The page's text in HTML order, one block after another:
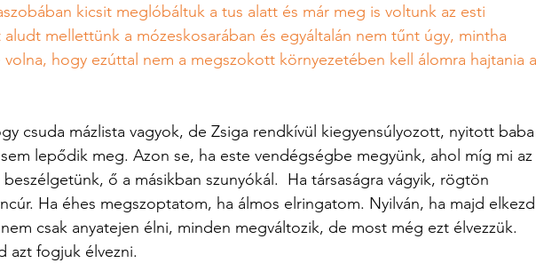
kicsit meglóbáltuk a tus alatt és már meg is voltunk az esti
mellettünk a mózeskosarában és egyáltalán nem tűnt úgy, mintha
volna, hogy ezúttal nem a megszokott környezetében kell álomra hajtania a
csuda mázlista vagyok, de Zsiga rendkívül kiegyensúlyozott, nyitott baba
lepődik meg. Azon se, ha este vendégségbe megyünk, ahol míg mi az
ő a másikban szunyókál.  Ha társaságra vágyik, rögtön
Ha éhes megszoptatom, ha álmos elringatom. Nyilván, ha majd elkezd
csak anyatejen élni, minden megváltozik, de most még ezt élvezzük.
azt fogjuk élvezni.